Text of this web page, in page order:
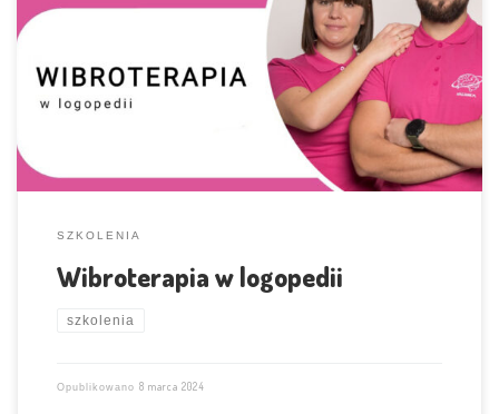
Szkolenie online: Wibroterapia w logopedii Prowadzący: dr Magdalena
Urbańska – spec. neurologopedii mgr Mateusz Hozakowski – spec.
fizjoterapii
SZKOLENIA
Wibroterapia w logopedii
szkolenia
Opublikowano 8 marca 2024